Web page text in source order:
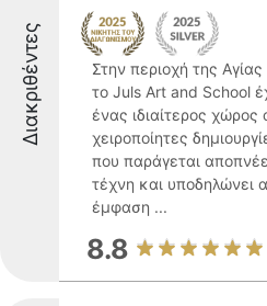
Διακριθέντες
Στην περιοχή της
το Juls Art and School
ένας ιδιαίτερος χώρος
χειροποίητες
που παράγεται
τέχνη και υποδηλώνει
έμφαση ...
8.8